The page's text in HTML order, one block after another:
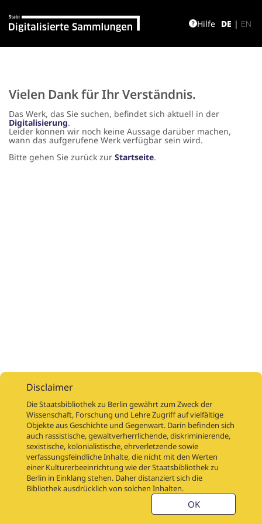
DE | EN
Hilfe
Vielen Dank für Ihr Verständnis.
Das Werk, das Sie suchen, befindet sich aktuell in der
Digitalisierung.
Leider können wir noch keine Aussage darüber machen,
wann das aufgerufene Werk verfügbar sein wird.
Bitte gehen Sie zurück zur Startseite.
DigitalisierungsaufträgeÜberDigitalisierungsprojekteLinks
DigiworkflowWeitere digitalisierte Bestände
Kontakt
Nutzungsbedingungen
Startseite der SBB
Stabikat
Weitere Kataloge der SBB
Disclaimer
Die Staatsbibliothek zu Berlin gewährt zum Zweck der
Wissenschaft, Forschung und Lehre Zugriff auf vielfältige
Objekte aus Geschichte und Gegenwart. Darin befinden sich
auch rassistische, gewaltverherrlichende, diskriminierende,
sexistische, kolonialistische, ehrverletzende sowie
verfassungsfeindliche Inhalte, die nicht mit den Werten
einer Kulturerbeeinrichtung wie der Staatsbibliothek zu
Berlin in Einklang stehen. Daher distanziert sich die
Bibliothek ausdrücklich von solchen Inhalten.
OK